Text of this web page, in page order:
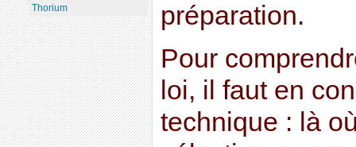
préparation.
Pour
loi, il faut en
technique : là
Thorium